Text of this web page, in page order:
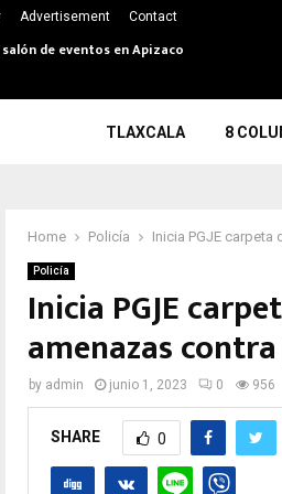
Advertisement Contact
de eventos en Apizaco
TLAXCALA 8
Home Policía Inicia PGJE
Policía
Inicia PGJE
amenazas
by admin junio 1, 2023 0 956
SHARE 0